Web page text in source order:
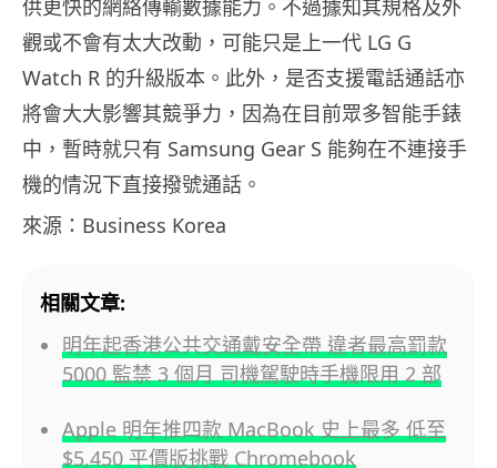
供更快的網絡傳輸數據能力。不過據知其規格及外
觀或不會有太大改動，可能只是上一代 LG G
Watch R 的升級版本。此外，是否支援電話通話亦
將會大大影響其競爭力，因為在目前眾多智能手錶
中，暫時就只有 Samsung Gear S 能夠在不連接手
機的情況下直接撥號通話。
來源：Business Korea
相關文章:
明年起香港公共交通戴安全帶 違者最高罰款
5000 監禁 3 個月 司機駕駛時手機限用 2 部
Apple 明年推四款 MacBook 史上最多 低至
$5,450 平價版挑戰 Chromebook